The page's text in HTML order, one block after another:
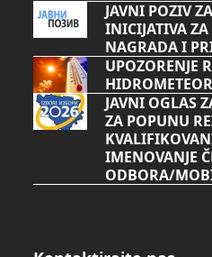
JAVNI POZIV
INICIJATIVA
NAGRADA I
UPOZORENJE
JAVNI OGLAS
ZA POPUNU
IMENOVANJE
ODBORA/